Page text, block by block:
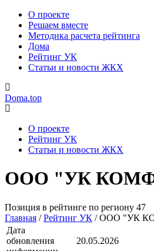
О проекте
Решаем вместе
Методика расчета рейтинга
Дома
Рейтинг УК
Статьи и новости ЖКХ
Doma.top
О проекте
Рейтинг УК
Статьи и новости ЖКХ
ООО "УК
Позиция в рейтинге по региону 47
Главная / Рейтинг УК / ООО "УК
Дата
обновления
20.05.2026